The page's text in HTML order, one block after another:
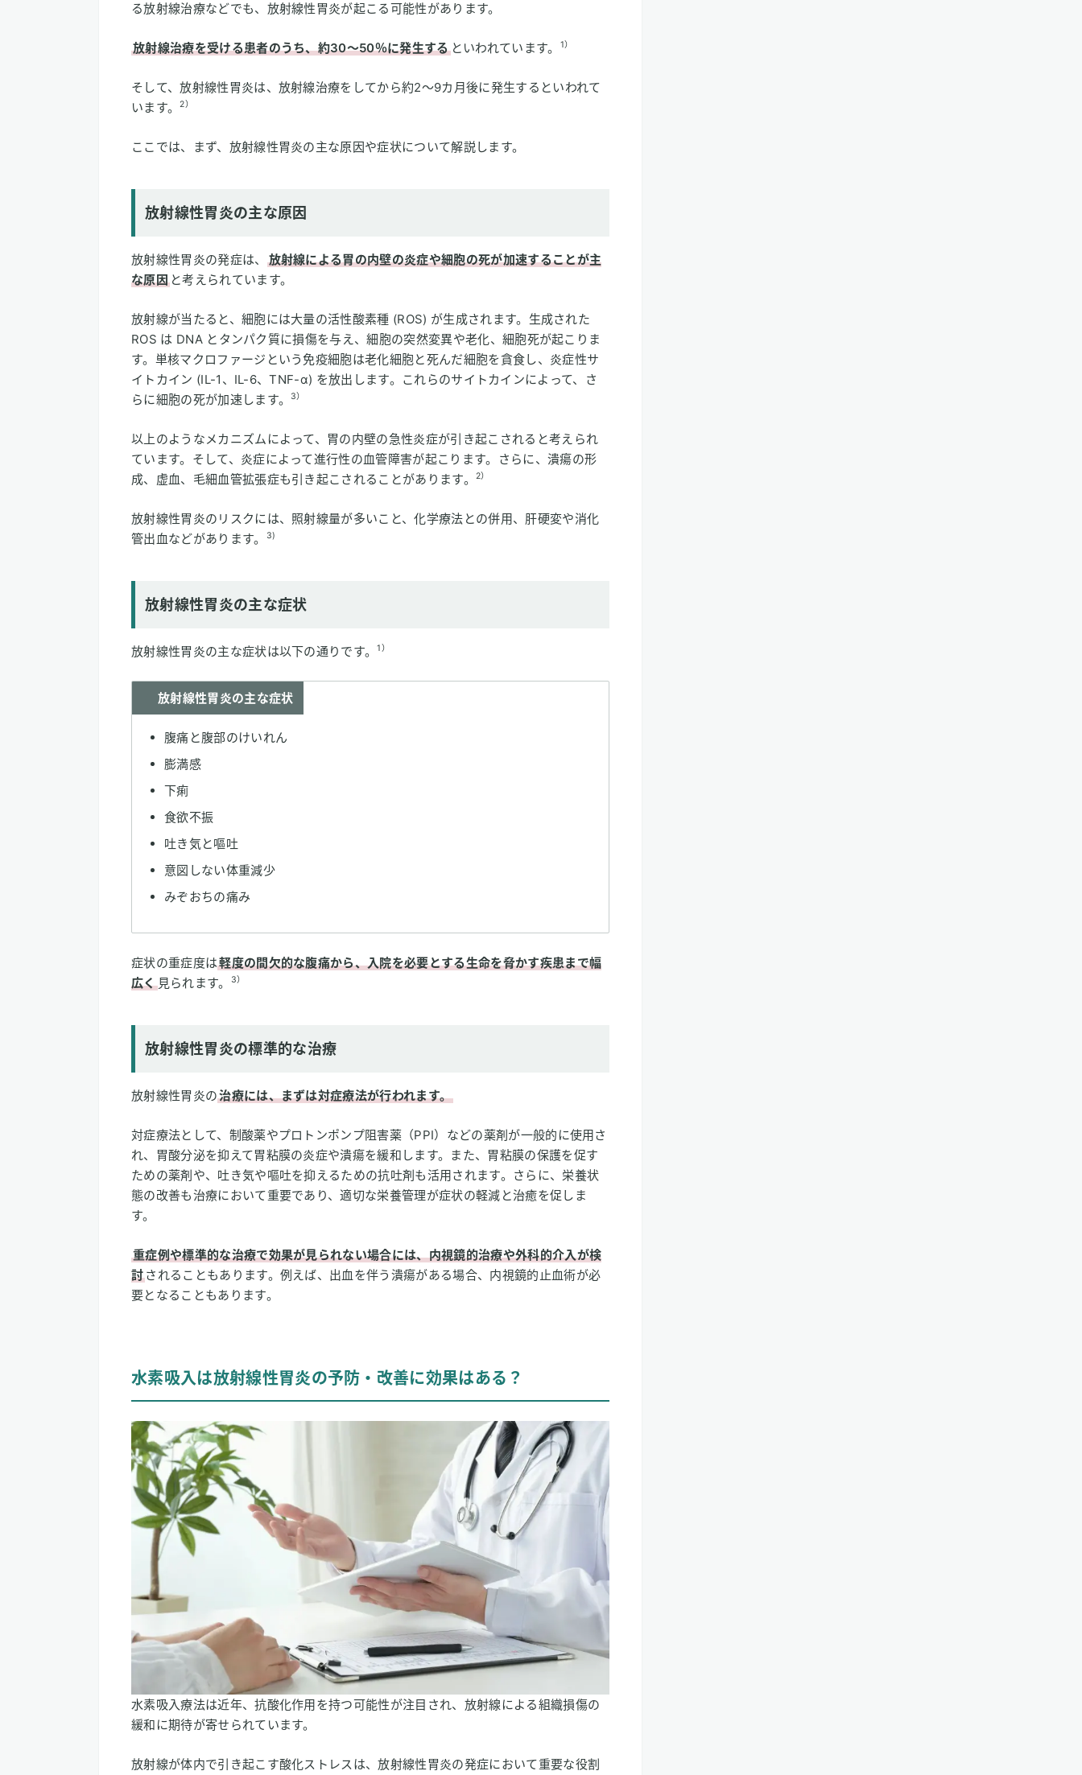
る放射線治療などでも、放射線性胃炎が起こる可能性があります。
放射線治療を受ける患者のうち、約30～50％に発生するといわれています。 1）
そして、放射線性胃炎は、放射線治療をしてから約2～9カ月後に発生するといわれて
います。2）
ここでは、まず、放射線性胃炎の主な原因や症状について解説します。
放射線性胃炎の主な原因
放射線性胃炎の発症は、
放射線による胃の内壁の炎症や細胞の死が加速することが主
な原因と考えられています。
放射線が当たると、細胞には大量の活性酸素種 (ROS) が生成されます。生成された
ROS は DNA とタンパク質に損傷を与え、細胞の突然変異や老化、細胞死が起こりま
す。単核マクロファージという免疫細胞は老化細胞と死んだ細胞を貪食し、炎症性サ
イトカイン (IL-1、IL-6、TNF-α) を放出します。これらのサイトカインによって、さ
らに細胞の死が加速します。
3）
以上のようなメカニズムによって、胃の内壁の急性炎症が引き起こされると考えられ
ています。そして、炎症によって進行性の血管障害が起こります。さらに、潰瘍の形
成、虚血、毛細血管拡張症も引き起こされることがあります。
2）
放射線性胃炎のリスクには、照射線量が多いこと、化学療法との併用、肝硬変や消化
管出血などがあります。
3)
放射線性胃炎の主な症状
放射線性胃炎の主な症状は以下の通りです。1）
放射線性胃炎の主な症状
腹痛と腹部のけいれん
膨満感
下痢
食欲不振
吐き気と嘔吐
意図しない体重減少
みぞおちの痛み
症状の重症度は軽度の間欠的な腹痛から、入院を必要とする生命を脅かす疾患まで幅
広く見られます。 3）
放射線性胃炎の標準的な治療
放射線性胃炎の治療には、まずは対症療法が行われます。
対症療法として、制酸薬やプロトンポンプ阻害薬（PPI）などの薬剤が一般的に使用さ
れ、胃酸分泌を抑えて胃粘膜の炎症や潰瘍を緩和します。また、胃粘膜の保護を促す
ための薬剤や、吐き気や嘔吐を抑えるための抗吐剤も活用されます。さらに、栄養状
態の改善も治療において重要であり、適切な栄養管理が症状の軽減と治癒を促しま
す。
重症例や標準的な治療で効果が見られない場合には、内視鏡的治療や外科的介入が検
討されることもあります。例えば、出血を伴う潰瘍がある場合、内視鏡的止血術が必
要となることもあります。
水素吸入は放射線性胃炎の予防・改善に効果はある？
水素吸入療法は近年、抗酸化作用を持つ可能性が注目され、放射線による組織損傷の
緩和に期待が寄せられています。
放射線が体内で引き起こす酸化ストレスは、放射線性胃炎の発症において重要な役割